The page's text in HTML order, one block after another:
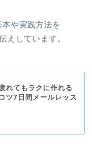
や実践方法を
えしています。
れてもラクに作れる
ツ7日間メールレッス